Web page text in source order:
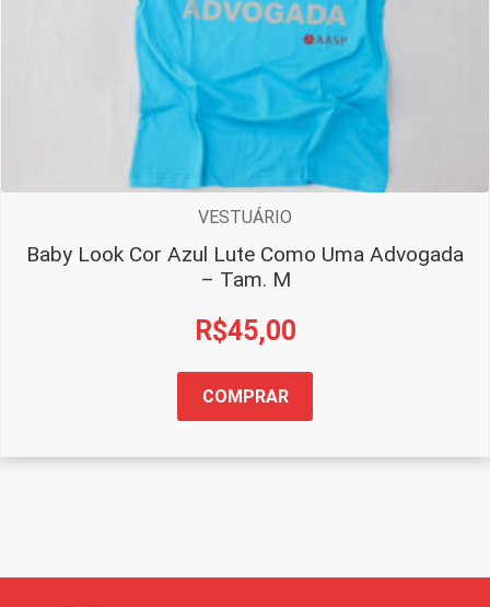
VESTUÁRIO
Baby Look Cor Azul Lute Como Uma Advogada
– Tam. M
R$45,00
COMPRAR